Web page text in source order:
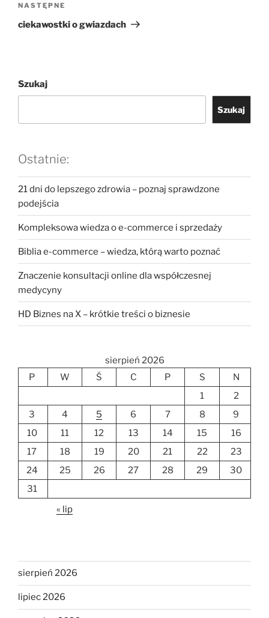
Następny
wpis
NASTĘPNE
ciekawostki o gwiazdach
Szukaj
Szukaj
Ostatnie:
21 dni do lepszego zdrowia – poznaj sprawdzone
podejścia
Kompleksowa wiedza o e-commerce i sprzedaży
Biblia e-commerce – wiedza, którą warto poznać
Znaczenie konsultacji online dla współczesnej
medycyny
HD Biznes na X – krótkie treści o biznesie
sierpień 2026
P
W Ś C P S
N
1
2
3
4 5 6 7 8
9
10
11 12 13 14 15
16
17
18 19 20 21 22
23
24
25 26 27 28 29
30
31
« lip
sierpień 2026
lipiec 2026